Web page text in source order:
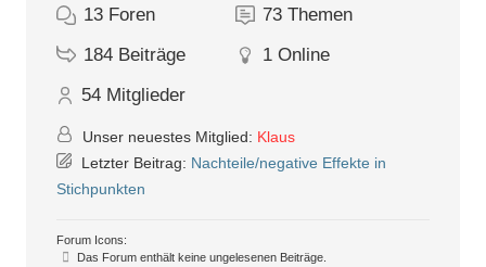
13 Foren 73 Themen
184 Beiträge 1 Online
54 Mitglieder
Unser neuestes Mitglied: Klaus
Letzter Beitrag: Nachteile/negative Effekte in
Stichpunkten
Forum Icons:
Das Forum enthält keine ungelesenen Beiträge.